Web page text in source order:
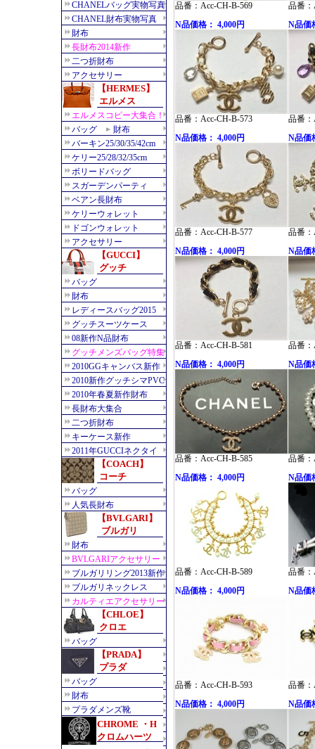
品番：Acc-CH-B-569
N品価格： 4,000円
品番：
N品価
品番：Acc-CH-B-573
N品価格： 4,000円
品番：
N品価
品番：Acc-CH-B-577
N品価格： 4,000円
品番：
N品価
品番：Acc-CH-B-581
N品価格： 4,000円
品番：
N品価
品番：Acc-CH-B-585
N品価格： 4,000円
品番：
N品価
品番：Acc-CH-B-589
N品価格： 4,000円
品番：
N品価
品番：Acc-CH-B-593
N品価格： 4,000円
品番：
N品価